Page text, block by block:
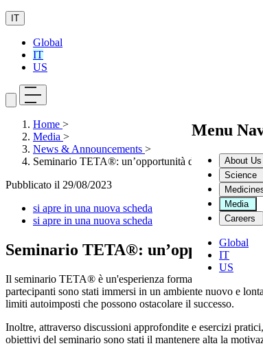
IT
Global
IT
US
Menu
About Us
Science
Media
Careers
Global
IT
US
Home >
Media >
News & Announcements >
Seminario TETA®: un’opportunità di crescita
Pubblicato il 29/08/2023
si apre in una nuova scheda
si apre in una nuova scheda
Seminario TETA®: un’opportunità
Il seminario TETA® è un'esperienza formativa concepita
partecipanti sono stati immersi in un ambiente nuovo e
limiti autoimposti che possono ostacolare il successo.
Inoltre, attraverso discussioni approfondite e esercizi
obiettivi del seminario sono stati il mantenere alta la